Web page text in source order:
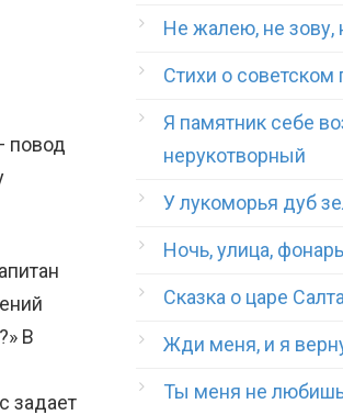
повод
В
задает
Не жалею, не зову,
Стихи о советском
Я памятник себе
нерукотворный
У лукоморья дуб
Ночь, улица,
Сказка о царе
Жди меня, и я
Ты меня не